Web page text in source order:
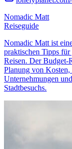
Nomadic Matt
Reiseguide
Nomadic Matt ist
praktischen Tipps für
Reisen. Der Budget-
Planung von
Unternehmungen
Stadtbesuchs.